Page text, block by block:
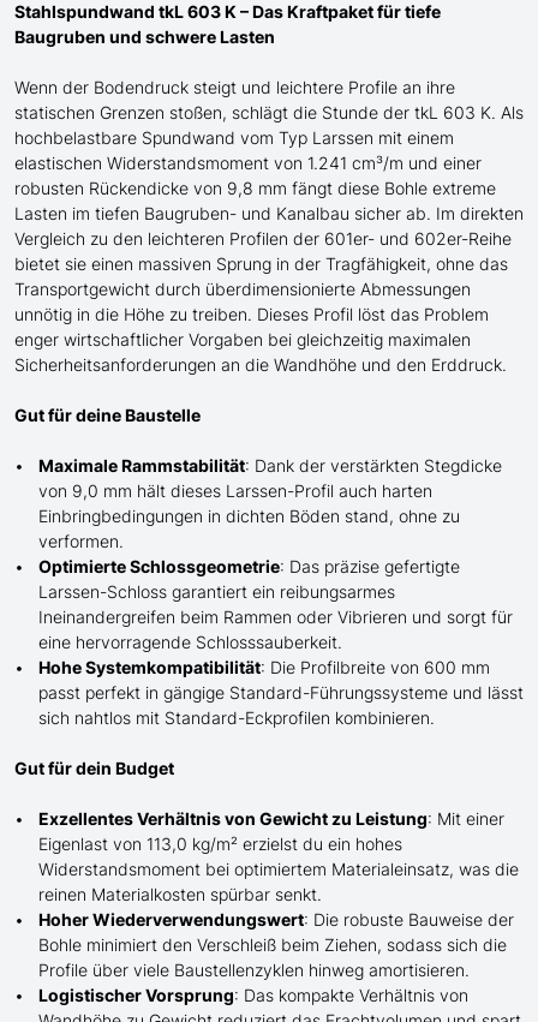
Stahlspundwand tkL 603 K – Das Kraftpaket für tiefe
Baugruben und schwere Lasten
Wenn der Bodendruck steigt und leichtere Profile an ihre
statischen Grenzen stoßen, schlägt die Stunde der tkL 603 K. Als
hochbelastbare Spundwand vom Typ Larssen mit einem
elastischen Widerstandsmoment von 1.241 cm³/m und einer
robusten Rückendicke von 9,8 mm fängt diese Bohle extreme
Lasten im tiefen Baugruben- und Kanalbau sicher ab. Im direkten
Vergleich zu den leichteren Profilen der 601er- und 602er-Reihe
bietet sie einen massiven Sprung in der Tragfähigkeit, ohne das
Transportgewicht durch überdimensionierte Abmessungen
unnötig in die Höhe zu treiben. Dieses Profil löst das Problem
enger wirtschaftlicher Vorgaben bei gleichzeitig maximalen
Sicherheitsanforderungen an die Wandhöhe und den Erddruck.
Gut für deine Baustelle
Maximale Rammstabilität: Dank der verstärkten Stegdicke
von 9,0 mm hält dieses Larssen-Profil auch harten
Einbringbedingungen in dichten Böden stand, ohne zu
verformen.
Optimierte Schlossgeometrie: Das präzise gefertigte
Larssen-Schloss garantiert ein reibungsarmes
Ineinandergreifen beim Rammen oder Vibrieren und sorgt für
eine hervorragende Schlosssauberkeit.
Hohe Systemkompatibilität: Die Profilbreite von 600 mm
passt perfekt in gängige Standard-Führungssysteme und lässt
sich nahtlos mit Standard-Eckprofilen kombinieren.
Gut für dein Budget
Exzellentes Verhältnis von Gewicht zu Leistung: Mit einer
Eigenlast von 113,0 kg/m² erzielst du ein hohes
Widerstandsmoment bei optimiertem Materialeinsatz, was die
reinen Materialkosten spürbar senkt.
Hoher Wiederverwendungswert: Die robuste Bauweise der
Bohle minimiert den Verschleiß beim Ziehen, sodass sich die
Profile über viele Baustellenzyklen hinweg amortisieren.
Logistischer Vorsprung: Das kompakte Verhältnis von